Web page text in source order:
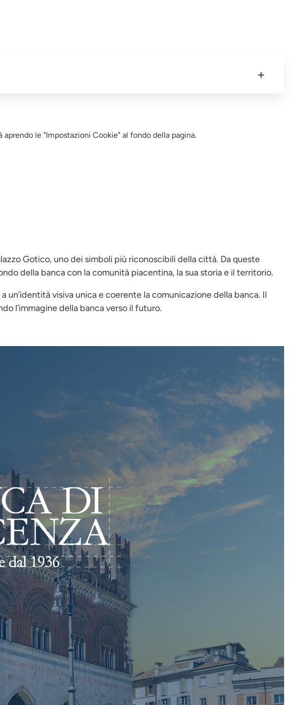
le "Impostazioni Cookie" al fondo della pagina.
Gotico, uno dei simboli più riconoscibili della città. Da queste
della banca con la comunità piacentina, la sua storia e il territorio.
visiva unica e coerente la comunicazione della banca. Il
l’immagine della banca verso il futuro.